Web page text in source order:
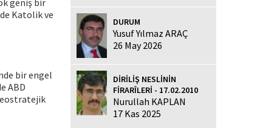
Katolik ve
bir engel
ABD
DURUM
Yusuf Yılmaz ARAÇ
26 May 2026
DİRİLİŞ NESLİNİN
FİRARÎLERİ - 17.02.2010
Nurullah KAPLAN
17 Kas 2025